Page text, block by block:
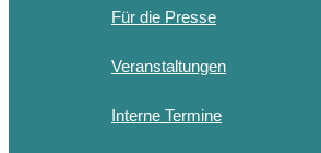
Für die Presse
Veranstaltungen
Interne Termine